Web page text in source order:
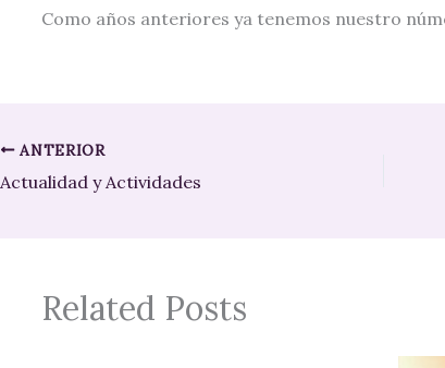
Como años anteriores ya tenemos nuestro
ANTERIOR
Actualidad y Actividades
Related Posts